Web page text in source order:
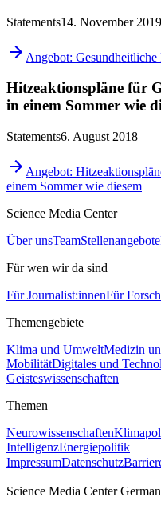
Statements14. November 2019
Angebot:
Hitzeaktionspläne für
in einem Sommer wie
Statements6. August 2018
Angebot:
einem Sommer wie diesem
Science Media Center
Über unsTeamStellenangebote
Für wen wir da sind
Für Journalist:innenFür
Themengebiete
Klima und UmweltMedizin
MobilitätDigitales und
Geisteswissenschaften
Themen
Neurowissenschaften
IntelligenzEnergiepolitik
ImpressumDatenschutz
Science Media Center